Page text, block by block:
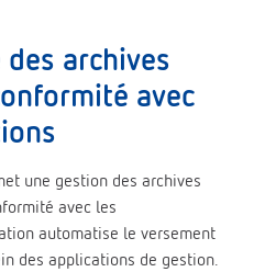
archives
avec
une gestion des archives
avec les
automatise le versement
des applications de gestion.